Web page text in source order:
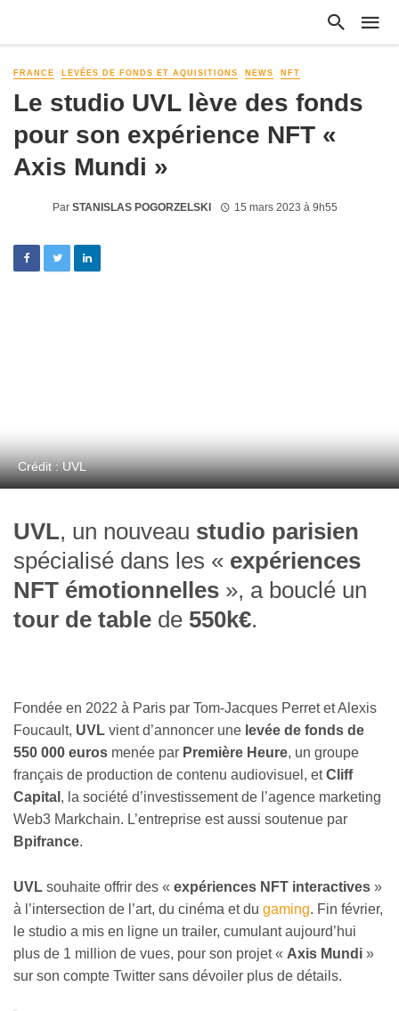
FRANCE LEVÉES DE FONDS ET AQUISITIONS NEWS NFT
Le studio UVL lève des fonds
pour son expérience NFT «
Axis Mundi »
Par STANISLAS POGORZELSKI 15 mars 2023 à 9h55
Crédit : UVL
UVL, un nouveau studio parisien
spécialisé dans les « expériences
NFT émotionnelles », a bouclé un
tour de table de 550k€.
Fondée en 2022 à Paris par Tom-Jacques Perret et Alexis
Foucault, UVL vient d’annoncer une levée de fonds de
550 000 euros menée par Première Heure, un groupe
français de production de contenu audiovisuel, etCliff
Capital , la société d’investissement de l’agence marketing
Web3 Markchain. L’entreprise est aussi soutenue par
Bpifrance.
UVL souhaite offrir des « expériences NFT interactives »
à l’intersection de l’art, du cinéma et du gaming. Fin février,
le studio a mis en ligne un trailer, cumulant aujourd’hui
plus de 1 million de vues, pour son projet « Axis Mundi »
sur son compte Twitter sans dévoiler plus de détails.